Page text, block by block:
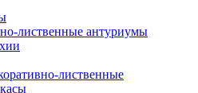
лиственные антуриумы
лиственные